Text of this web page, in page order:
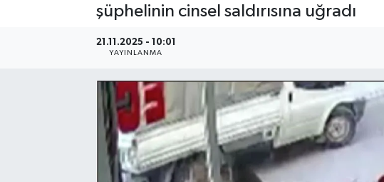
şüphelinin cinsel saldırısına uğradı
21.11.2025 - 10:01
YAYINLANMA